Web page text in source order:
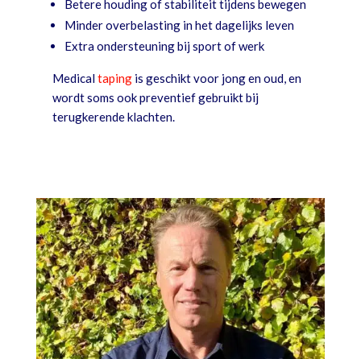
Betere houding of stabiliteit tijdens bewegen
Minder overbelasting in het dagelijks leven
Extra ondersteuning bij sport of werk
Medicaltapingis geschikt voor jong en oud, en
wordt soms ook preventief gebruikt bij
terugkerende klachten.